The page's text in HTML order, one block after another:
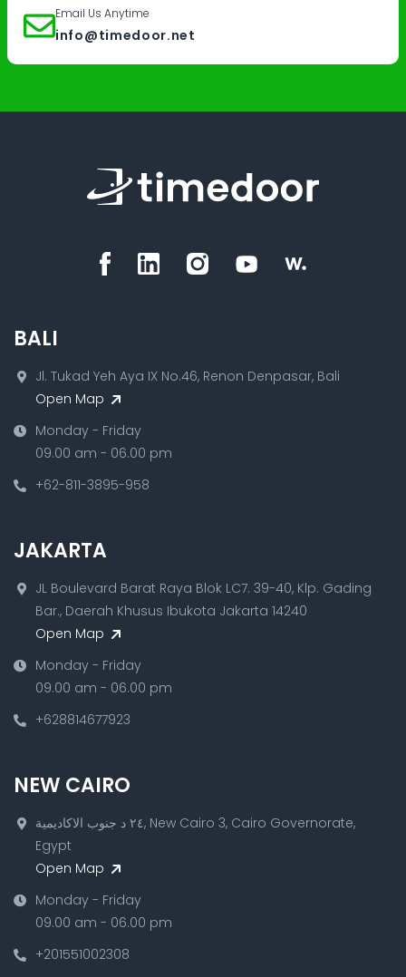
Email Us Anytime
info@timedoor.net
BALI
Jl. Tukad Yeh Aya IX No.46, Renon Denpasar, Bali
Open Map
Monday - Friday
09.00 am - 06.00 pm
+62-811-3895-958
JAKARTA
JL Boulevard Barat Raya Blok LC7. 39-40, Klp. Gading
Bar., Daerah Khusus Ibukota Jakarta 14240
Open Map
Monday - Friday
09.00 am - 06.00 pm
+628814677923
NEW CAIRO
٢٤ د جنوب الاكاديمية, New Cairo 3, Cairo Governorate,
Egypt
Open Map
Monday - Friday
09.00 am - 06.00 pm
+201551002308